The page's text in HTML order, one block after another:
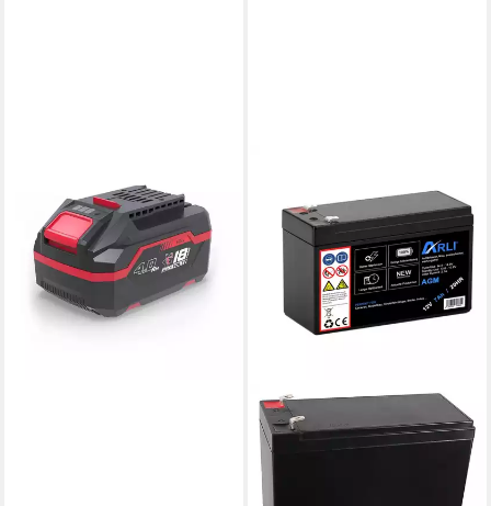
APPV 18-40 Akku (18 V),
E³,Ladestandsanzeige,Ersatzakku,Zweitakku
56,90 €
lieferbar - in 2-3 Werktagen bei dir